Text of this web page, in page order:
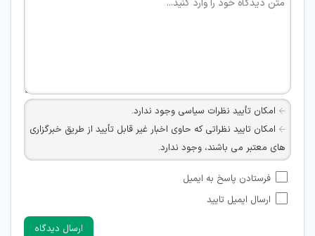
امکان تأیید نظرات سیاسی وجود ندارد.
امکان تایید نظراتی که حاوی اخبار غیر قابل تأیید از طریق خبرگزاری
های معتبر می باشند، وجود ندارد.
شبکه های مجازی ارتباطی می باشند وجود ندارد.
امکان تأیید نظرات کاربرانی که به هر طریقی قصد مأیوس کردن
فرستادن پاسخ به ایمیل
ارسال ایمیل تایید
ارسال دیدگاه